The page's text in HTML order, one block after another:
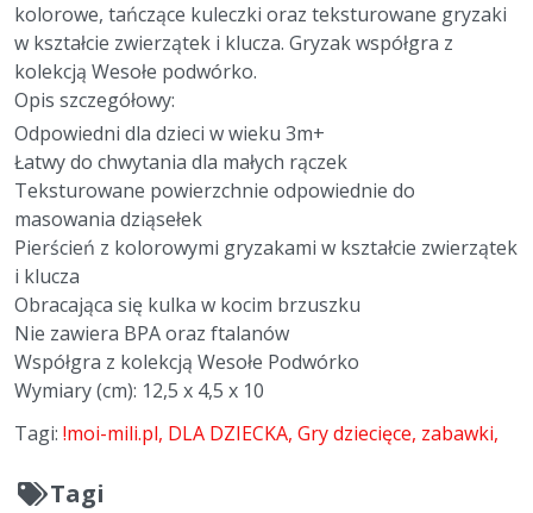
kolorowe, tańczące kuleczki oraz teksturowane gryzaki
w kształcie zwierzątek i klucza. Gryzak współgra z
kolekcją Wesołe podwórko.
Opis szczegółowy:
Odpowiedni dla dzieci w wieku 3m+
Łatwy do chwytania dla małych rączek
Teksturowane powierzchnie odpowiednie do
masowania dziąsełek
Pierścień z kolorowymi gryzakami w kształcie zwierzątek
i klucza
Obracająca się kulka w kocim brzuszku
Nie zawiera BPA oraz ftalanów
Współgra z kolekcją Wesołe Podwórko
Wymiary (cm): 12,5 x 4,5 x 10
Tagi: !moi-mili.pl DLA DZIECKA Gry dziecięce zabawki
Tagi